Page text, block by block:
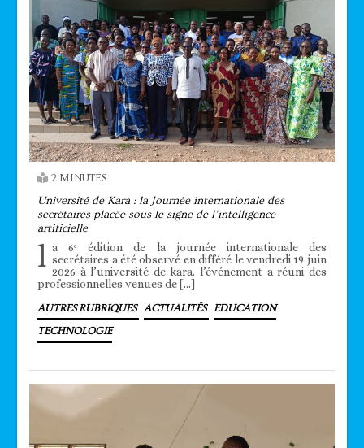
2 MINUTES
Université de Kara : la Journée internationale des
secrétaires placée sous le signe de l’intelligence
artificielle
l a 6ᵉ édition de la journée internationale des
secrétaires a été observé en différé le vendredi 19 juin
2026 à l’université de kara. l’événement a réuni des
professionnelles venues de […]
AUTRES RUBRIQUES ACTUALITÉS EDUCATION
TECHNOLOGIE